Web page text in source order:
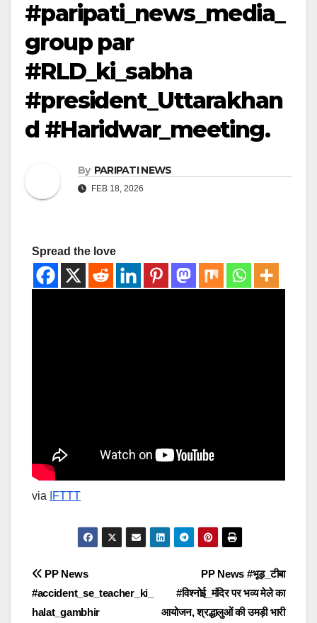
#paripati_news_media_
group par
#RLD_ki_sabha
#president_Uttarakhan
d #Haridwar_meeting.
By PARIPATI NEWS
FEB 18, 2026
Spread the love
via IFTTT
Post
navigation
PP News #भूड़_टीबा
#विश्नोई_मंदिर पर भव्य मेले का
आयोजन, श्रद्धालुओं की उमड़ी भारी
PP News
#accident_se_teacher_ki_
halat_gambhir